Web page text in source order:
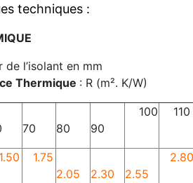
techniques :
l’isolant en mm
Thermique : R (m². K/W)
70 80 90
100 110
1.75
2.05
2.30 2.55
2.80